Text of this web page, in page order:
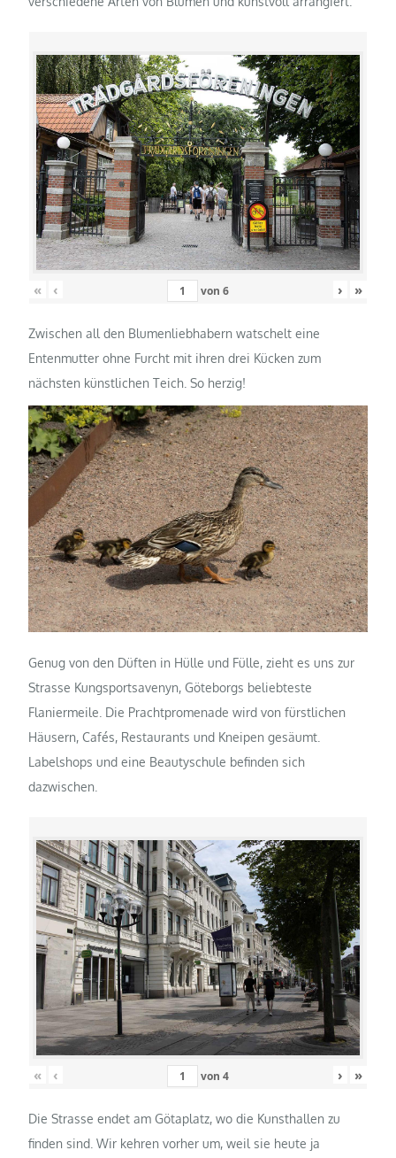
« ‹ von 6 › »
Zwischen all den Blumenliebhabern watschelt eine
Entenmutter ohne Furcht mit ihren drei Kücken zum
nächsten künstlichen Teich. So herzig!
Genug von den Düften in Hülle und Fülle, zieht es uns zur
Strasse Kungsportsavenyn, Göteborgs beliebteste
Flaniermeile. Die Prachtpromenade wird von fürstlichen
Häusern, Cafés, Restaurants und Kneipen gesäumt.
Labelshops und eine Beautyschule befinden sich
dazwischen.
« ‹ von 4 › »
Die Strasse endet am Götaplatz, wo die Kunsthallen zu
finden sind. Wir kehren vorher um, weil sie heute ja